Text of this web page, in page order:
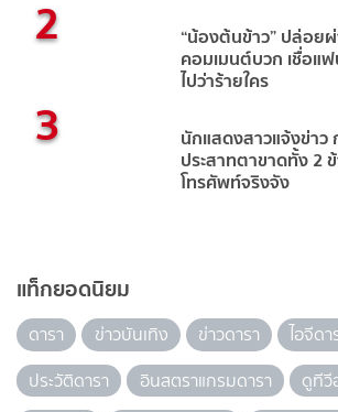
2 “น้องต้นข้าว” ปล่อย
คอมเมนต์บวก เชื่อแฟ
ไปว่าร้ายใคร
3 นักแสดงสาวแจ้งข่าว
ประสาทตาขาดทั้ง 2
โทรศัพท์จริงจัง
แท็กยอดนิยม
ดารา ข่าวบันเทิง ข่าวดารา
ไอจีดา
ประวัติดารา
อินสตราแกรมดารา
ดูทีวี